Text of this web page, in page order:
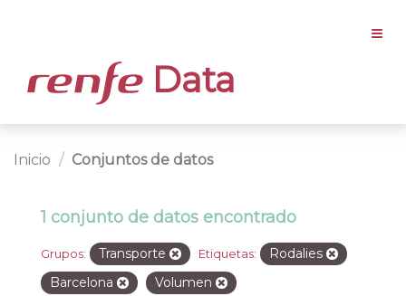
Data
Inicio Conjuntos de datos
1 conjunto de datos encontrado
Grupos: Transporte Etiquetas:
Rodalies
Barcelona
Volumen